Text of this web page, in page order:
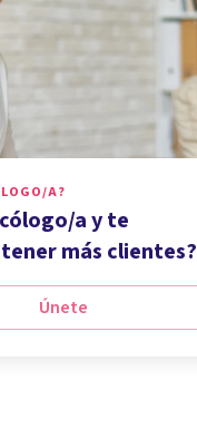
A?
a y te
más clientes?
Únete